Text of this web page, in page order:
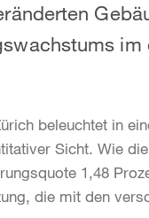
beleuchtet in
Sicht. Wie
1,48
die mit den